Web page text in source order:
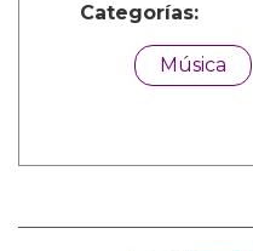
Categorías:
Música